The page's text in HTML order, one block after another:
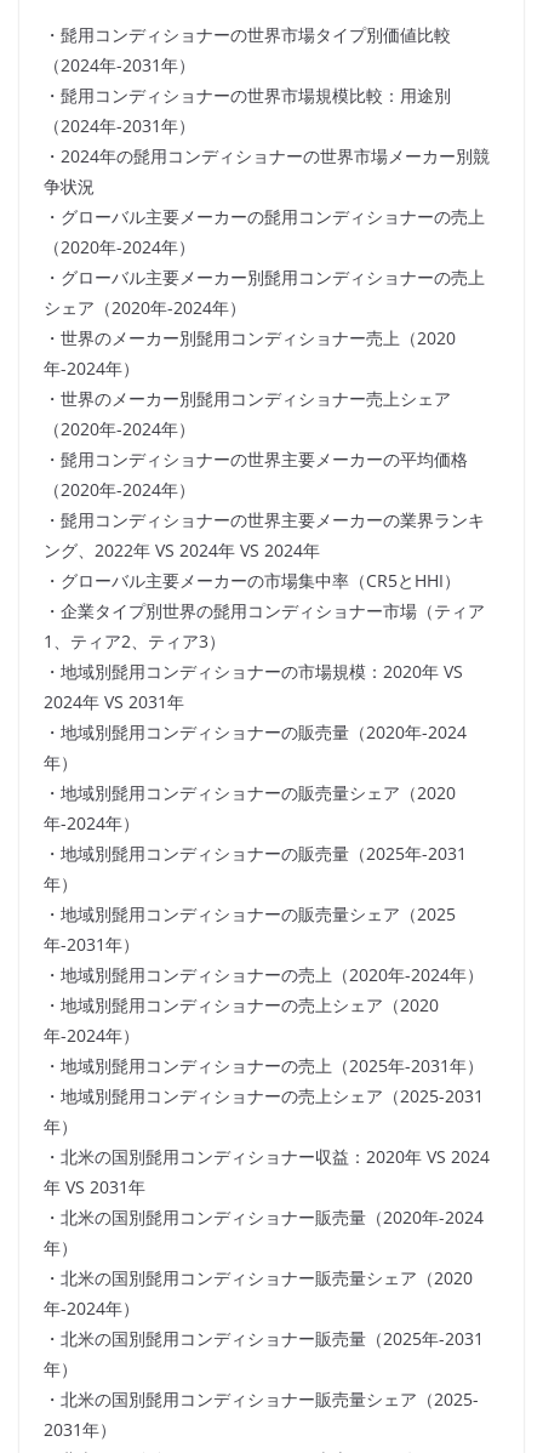
・髭用コンディショナーの世界市場タイプ別価値比較
（2024年-2031年）
・髭用コンディショナーの世界市場規模比較：用途別
（2024年-2031年）
・2024年の髭用コンディショナーの世界市場メーカー別競
争状況
・グローバル主要メーカーの髭用コンディショナーの売上
（2020年-2024年）
・グローバル主要メーカー別髭用コンディショナーの売上
シェア（2020年-2024年）
・世界のメーカー別髭用コンディショナー売上（2020
年-2024年）
・世界のメーカー別髭用コンディショナー売上シェア
（2020年-2024年）
・髭用コンディショナーの世界主要メーカーの平均価格
（2020年-2024年）
・髭用コンディショナーの世界主要メーカーの業界ランキ
ング、2022年 VS 2024年 VS 2024年
・グローバル主要メーカーの市場集中率（CR5とHHI）
・企業タイプ別世界の髭用コンディショナー市場（ティア
1、ティア2、ティア3）
・地域別髭用コンディショナーの市場規模：2020年 VS
2024年 VS 2031年
・地域別髭用コンディショナーの販売量（2020年-2024
年）
・地域別髭用コンディショナーの販売量シェア（2020
年-2024年）
・地域別髭用コンディショナーの販売量（2025年-2031
年）
・地域別髭用コンディショナーの販売量シェア（2025
年-2031年）
・地域別髭用コンディショナーの売上（2020年-2024年）
・地域別髭用コンディショナーの売上シェア（2020
年-2024年）
・地域別髭用コンディショナーの売上（2025年-2031年）
・地域別髭用コンディショナーの売上シェア（2025-2031
年）
・北米の国別髭用コンディショナー収益：2020年 VS 2024
年 VS 2031年
・北米の国別髭用コンディショナー販売量（2020年-2024
年）
・北米の国別髭用コンディショナー販売量シェア（2020
年-2024年）
・北米の国別髭用コンディショナー販売量（2025年-2031
年）
・北米の国別髭用コンディショナー販売量シェア（2025-
2031年）